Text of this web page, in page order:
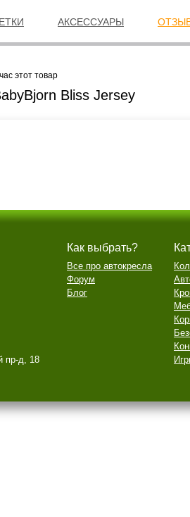
АКСЕССУАРЫ
этот товар
Bliss Jersey
пр-д, 18
Как выбрать?
Все про автокресла
Форум
Блог